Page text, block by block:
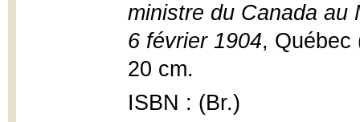
ministre du Canada au
6 février 1904, Québec
20 cm.
ISBN : (Br.)